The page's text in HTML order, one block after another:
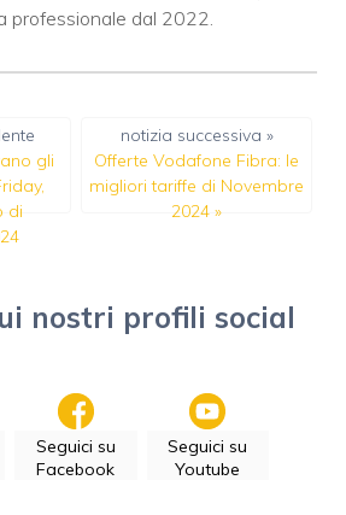
professionale dal 2022.
gli
di
notizia successiva »
Offerte Vodafone Fibra: le
migliori tariffe di Novembre
2024 »
nostri profili social
Seguici su
Facebook
Seguici su
Youtube